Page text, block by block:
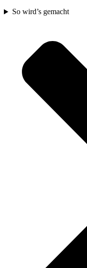
So wird’s gemacht